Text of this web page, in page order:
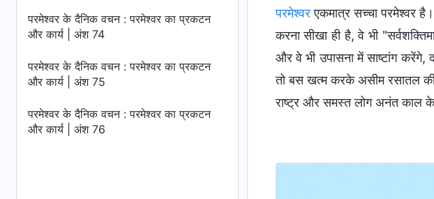
परमेश्वर के दैनिक वचन : परमेश्वर का प्रकटन
और कार्य | अंश 74
परमेश्वर के दैनिक वचन : परमेश्वर का प्रकटन
और कार्य | अंश 75
परमेश्वर के दैनिक वचन : परमेश्वर का प्रकटन
और कार्य | अंश 76
परमेश्वरएकमात्र सच्चा परमेश्वर
करना सीखा ही है, वे भी
और वे भी उपासना में साष्टांग
तो बस खत्म करके असीम रसातल
राष्ट्र और समस्त लोग अनंत काल